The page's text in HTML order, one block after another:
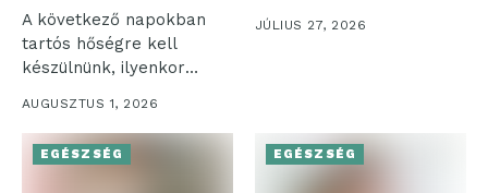
A következő napokban
tartós hőségre kell
készülnünk, ilyenkor
komfortérzetünk...
AUGUSZTUS 1, 2026
ökoszisztéma három
pillére – az...
JÚLIUS 27, 2026
EGÉSZSÉG EGÉSZSÉG